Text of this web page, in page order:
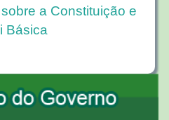
a Constituição e
Básica